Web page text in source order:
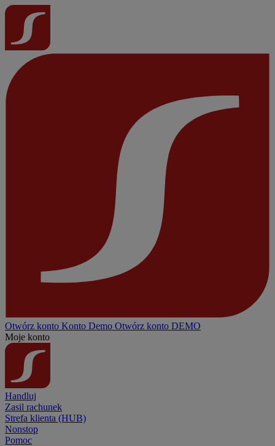
Otwórz konto Konto Demo Otwórz konto DEMO
Moje konto
Handluj
Zasil rachunek
Strefa klienta (HUB)
Nonstop
Pomoc